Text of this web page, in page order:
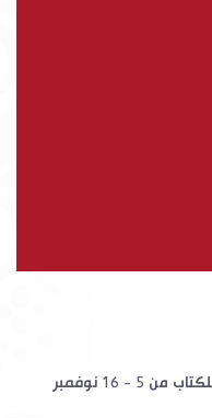
معرض الشارقة الدولي للكتاب من 5 - 16 نوفمبر